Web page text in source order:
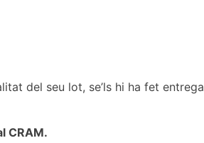
del seu lot, se’ls hi ha fet entrega
CRAM.